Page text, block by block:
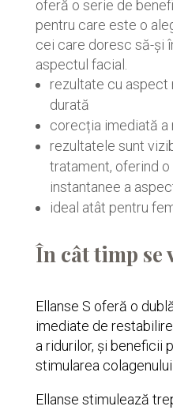
oferă o serie de
pentru care este o
cei care doresc să-și
aspectul facial.
rezultate cu aspect
durată
corecția imediată a
rezultatele sunt
tratament, oferind
instantanee a
ideal atât pentru
În cât timp se
Ellanse S oferă o
imediate de
a ridurilor, și beneficii
stimularea colagenului
Ellanse stimulează